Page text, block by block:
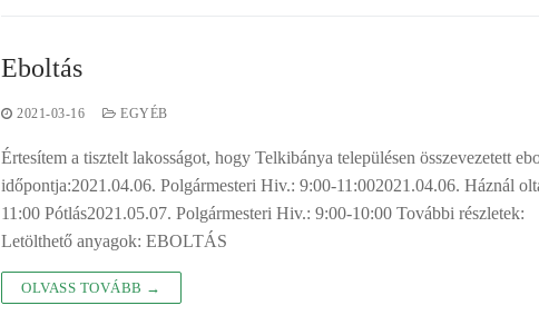
Eboltás
2021-03-16 EGYÉB
Értesítem a tisztelt lakosságot, hogy Telkibánya településen összevezetett
időpontja:2021.04.06. Polgármesteri Hiv.: 9:00-11:002021.04.06. Háznál
11:00 Pótlás2021.05.07. Polgármesteri Hiv.: 9:00-10:00 További részletek:
Letölthető anyagok: EBOLTÁS
OLVASS TOVÁBB →